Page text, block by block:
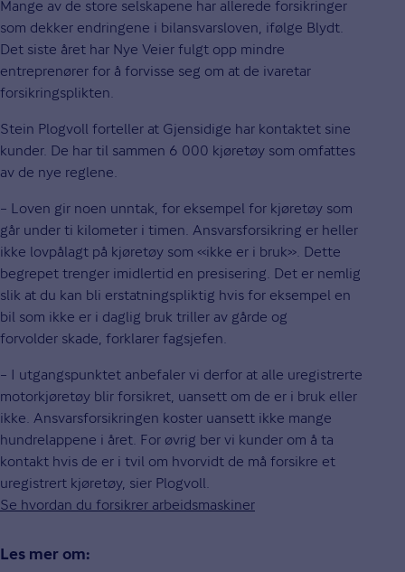
Mange av de store selskapene har allerede forsikringer
som dekker endringene i bilansvarsloven, ifølge Blydt.
Det siste året har Nye Veier fulgt opp mindre
entreprenører for å forvisse seg om at de ivaretar
forsikringsplikten.
Stein Plogvoll forteller at Gjensidige har kontaktet sine
kunder. De har til sammen 6 000 kjøretøy som omfattes
av de nye reglene.
– Loven gir noen unntak, for eksempel for kjøretøy som
går under ti kilometer i timen. Ansvarsforsikring er heller
ikke lovpålagt på kjøretøy som «ikke er i bruk». Dette
begrepet trenger imidlertid en presisering. Det er nemlig
slik at du kan bli erstatningspliktig hvis for eksempel en
bil som ikke er i daglig bruk triller av gårde og
forvolder skade, forklarer fagsjefen.
– I utgangspunktet anbefaler vi derfor at alle uregistrerte
motorkjøretøy blir forsikret, uansett om de er i bruk eller
ikke. Ansvarsforsikringen koster uansett ikke mange
hundrelappene i året. For øvrig ber vi kunder om å ta
kontakt hvis de er i tvil om hvorvidt de må forsikre et
uregistrert kjøretøy, sier Plogvoll.
Se hvordan du forsikrer arbeidsmaskiner
Les mer om: